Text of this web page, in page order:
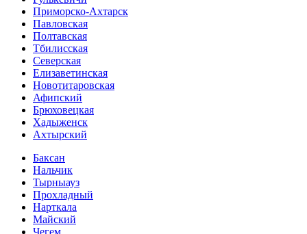
Приморско-Ахтарск
Павловская
Полтавская
Тбилисская
Северская
Елизаветинская
Новотитаровская
Афипский
Брюховецкая
Хадыженск
Ахтырский
Баксан
Нальчик
Тырныауз
Прохладный
Нарткала
Майский
Чегем